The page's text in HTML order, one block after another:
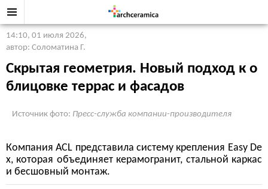
14:10, 01 июля 2026,
автор: Соломатина Г.
Скрытая геометрия. Новый подход к о
блицовке террас и фасадов
Источник фото: Пресс-служба компании-производителя
Компания ACL представила систему крепления Easy De
x, которая объединяет керамогранит, стальной каркас
и бесшовный монтаж.